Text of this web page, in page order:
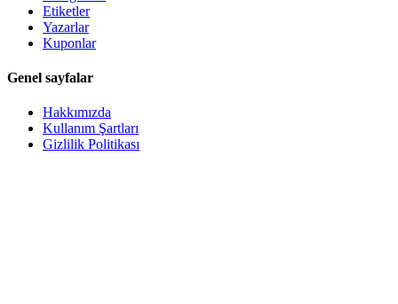
Etiketler
Yazarlar
Kuponlar
Genel sayfalar
Hakkımızda
Kullanım Şartları
Gizlilik Politikası